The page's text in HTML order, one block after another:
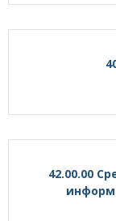
42.00.00